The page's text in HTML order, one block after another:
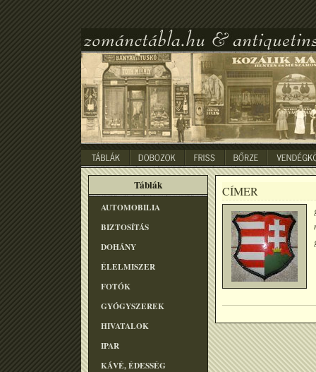
Táblák
AUTOMOBILIA
BIZTOSÍTÁS
DOHÁNY
ÉLELMISZER
FOTÓK
GYÓGYSZEREK
HIVATALOK
IPAR
KÁVÉ, ÉDESSÉG
CÍMER